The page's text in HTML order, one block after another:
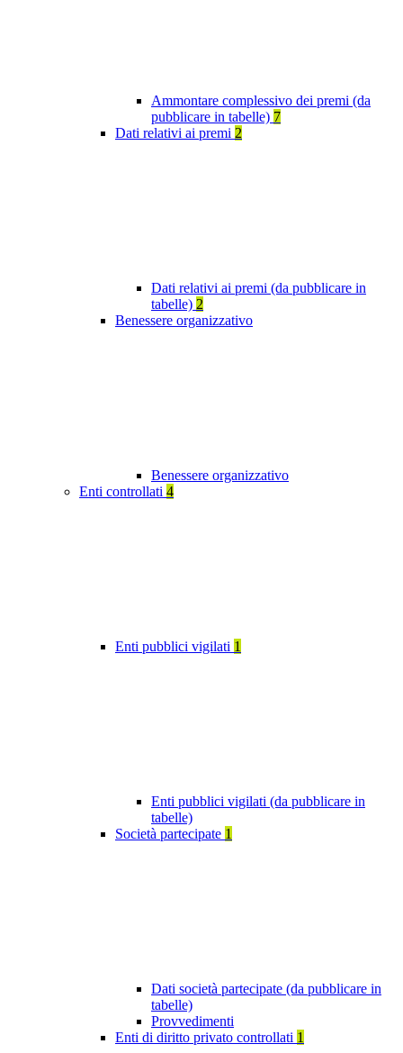
Ammontare complessivo dei premi (da
pubblicare in tabelle) 7
Dati relativi ai premi 2
Dati relativi ai premi (da pubblicare in
tabelle) 2
Benessere organizzativo
Benessere organizzativo
Enti controllati 4
Enti pubblici vigilati 1
Enti pubblici vigilati (da pubblicare in
tabelle)
Società partecipate 1
Dati società partecipate (da pubblicare in
tabelle)
Provvedimenti
Enti di diritto privato controllati 1